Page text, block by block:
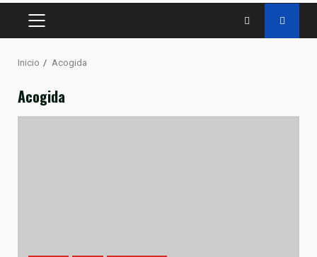
MENÚ
Inicio Acogida
Acogida